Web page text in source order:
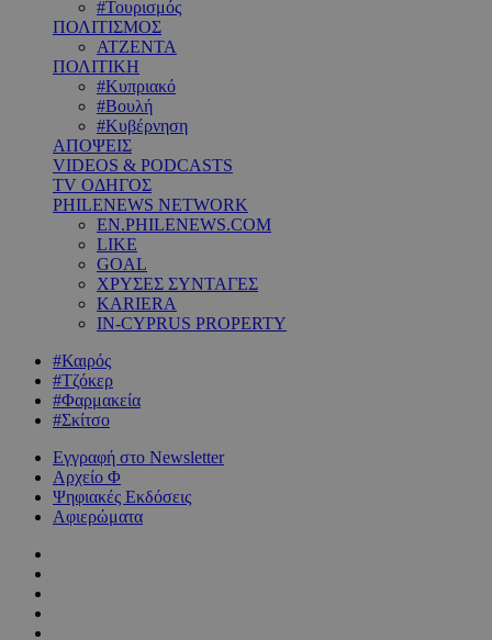
#Τουρισμός
ΠΟΛΙΤΙΣΜΟΣ
ΑΤΖΕΝΤΑ
ΠΟΛΙΤΙΚΗ
#Κυπριακό
#Βουλή
#Κυβέρνηση
ΑΠΟΨΕΙΣ
VIDEOS & PODCASTS
TV ΟΔΗΓΟΣ
PHILENEWS NETWORK
EN.PHILENEWS.COM
LIKE
GOAL
ΧΡΥΣΕΣ ΣΥΝΤΑΓΕΣ
KARIERA
IN-CYPRUS PROPERTY
#Καιρός
#Τζόκερ
#Φαρμακεία
#Σκίτσο
Εγγραφή στο Newsletter
Αρχείο Φ
Ψηφιακές Εκδόσεις
Αφιερώματα